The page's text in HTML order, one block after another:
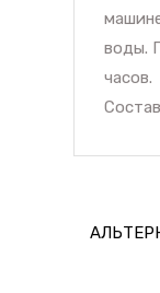
воды.
часов.